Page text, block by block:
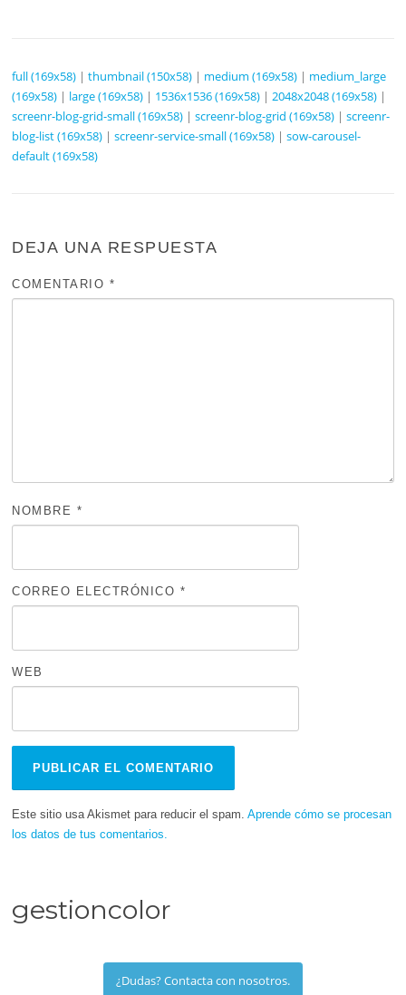
full (169x58) |thumbnail (150x58) | medium (169x58) | medium_large
(169x58) | large (169x58) | 1536x1536 (169x58) | 2048x2048 (169x58) |
screenr-blog-grid-small (169x58) |screenr-blog-grid (169x58) |screenr-
blog-list (169x58) |screenr-service-small (169x58) |sow-carousel-
default (169x58)
DEJA UNA RESPUESTA
COMENTARIO *
NOMBRE *
CORREO ELECTRÓNICO *
WEB
Este sitio usa Akismet para reducir el spam.Aprende cómo se procesan
los datos de tus comentarios.
gestioncolor
¿Dudas? Contacta con nosotros.